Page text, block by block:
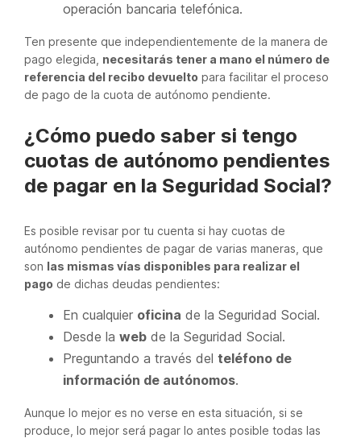
operación bancaria telefónica.
Ten presente que independientemente de la manera de
pago elegida, necesitarás tener a mano el número de
referencia del recibo devuelto para facilitar el proceso
de pago de la cuota de autónomo pendiente.
¿Cómo puedo saber si tengo
cuotas de autónomo pendientes
de pagar en la Seguridad Social?
Es posible revisar por tu cuenta si hay cuotas de
autónomo pendientes de pagar de varias maneras, que
son las mismas vías disponibles para realizar el
pago de dichas deudas pendientes:
En cualquier oficina de la Seguridad Social.
Desde la web de la Seguridad Social.
Preguntando a través del teléfono de
información de autónomos.
Aunque lo mejor es no verse en esta situación, si se
produce, lo mejor será pagar lo antes posible todas las